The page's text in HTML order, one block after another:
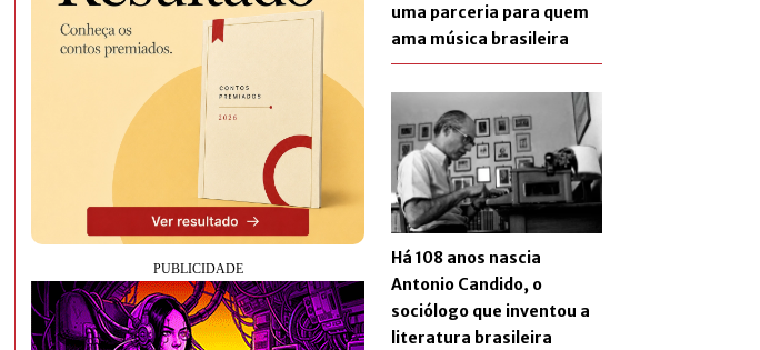
uma parceria para quem
ama música brasileira
Há 108 anos nascia
Antonio Candido, o
sociólogo que inventou a
literatura brasileira